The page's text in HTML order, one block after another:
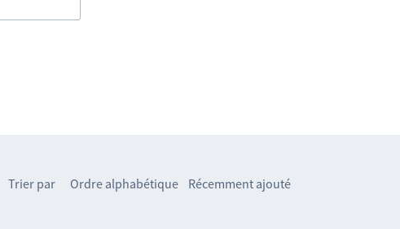
Trier par Ordre alphabétique Récemment ajouté